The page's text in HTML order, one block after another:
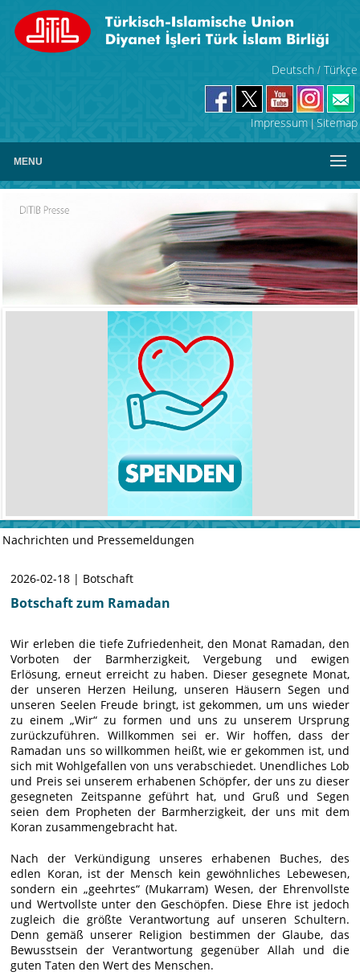
Deutsch / Türkçe
Impressum| Sitemap
MENU
Nachrichten und Pressemeldungen
2026-02-18 | Botschaft
Botschaft zum Ramadan
Wir erleben die tiefe Zufriedenheit, den Monat Ramadan, den
Vorboten der Barmherzigkeit, Vergebung und ewigen
Erlösung, erneut erreicht zu haben. Dieser gesegnete Monat,
der unseren Herzen Heilung, unseren Häusern Segen und
unseren Seelen Freude bringt, ist gekommen, um uns wieder
zu einem „Wir“ zu formen und uns zu unserem Ursprung
zurückzuführen. Willkommen sei er. Wir hoffen, dass der
Ramadan uns so willkommen heißt, wie er gekommen ist, und
sich mit Wohlgefallen von uns verabschiedet. Unendliches Lob
und Preis sei unserem erhabenen Schöpfer, der uns zu dieser
gesegneten Zeitspanne geführt hat, und Gruß und Segen
seien dem Propheten der Barmherzigkeit, der uns mit dem
Koran zusammengebracht hat.
Nach der Verkündigung unseres erhabenen Buches, des
edlen Koran, ist der Mensch kein gewöhnliches Lebewesen,
sondern ein „geehrtes“ (Mukarram) Wesen, der Ehrenvollste
und Wertvollste unter den Geschöpfen. Diese Ehre ist jedoch
zugleich die größte Verantwortung auf unseren Schultern.
Denn gemäß unserer Religion bestimmen der Glaube, das
Bewusstsein der Verantwortung gegenüber Allah und die
guten Taten den Wert des Menschen.